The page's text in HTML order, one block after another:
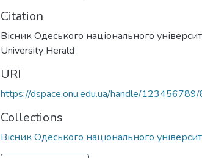
Citation
Вісник Одеського національного
University Herald
URI
https://dspace.onu.edu.ua/handle/
Collections
Вісник Одеського національного